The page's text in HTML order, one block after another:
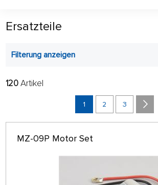
Ersatzteile
Filterung anzeigen
HERSTELLER
ZWEIGSTELLE
nur auf Lager
MEISTVERKAUFT
120Artikel
1 2 3
MZ-09P Motor Set